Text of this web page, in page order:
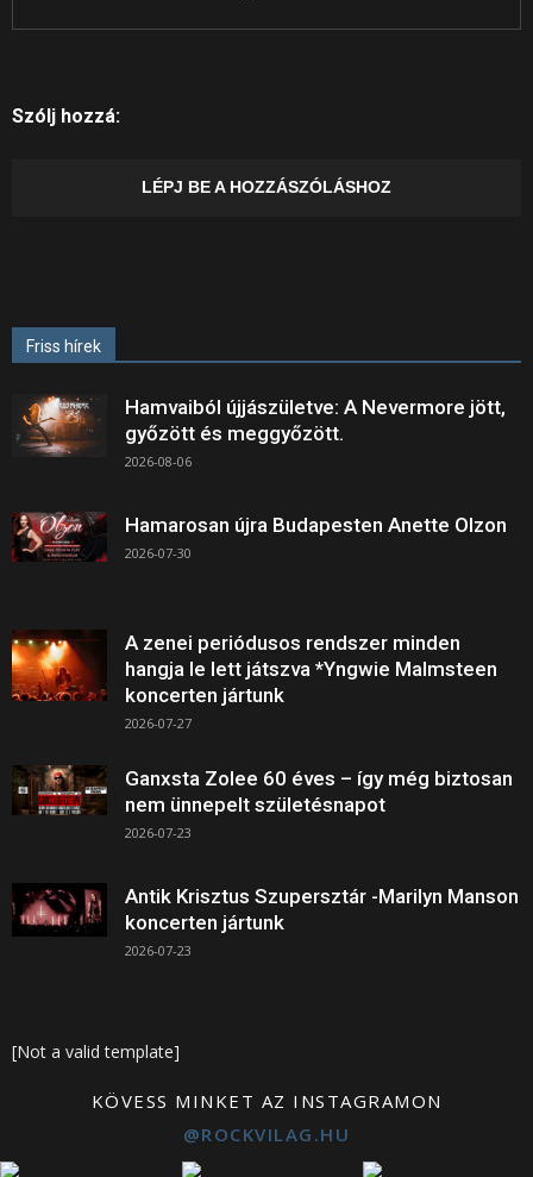
Szólj hozzá:
LÉPJ BE A HOZZÁSZÓLÁSHOZ
Friss hírek
Hamvaiból újjászületve: A Nevermore jött,
győzött és meggyőzött.
2026-08-06
Hamarosan újra Budapesten Anette Olzon
2026-07-30
A zenei periódusos rendszer minden
hangja le lett játszva *Yngwie Malmsteen
koncerten jártunk
2026-07-27
Ganxsta Zolee 60 éves – így még biztosan
nem ünnepelt születésnapot
2026-07-23
Antik Krisztus Szupersztár -Marilyn Manson
koncerten jártunk
2026-07-23
[Not a valid template]
KÖVESS MINKET AZ INSTAGRAMON
@ROCKVILAG.HU